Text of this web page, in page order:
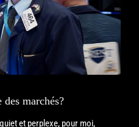
marchés?
et perplexe, pour moi,